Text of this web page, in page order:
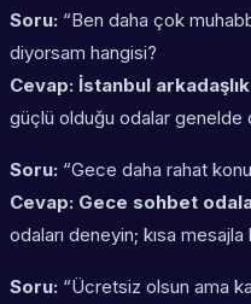
Soru: “Ben daha çok
diyorsam hangisi?
Cevap: İstanbul
güçlü olduğu odalar genelde
Soru: “Gece daha rahat
Cevap: Gece sohbet
odaları deneyin; kısa mesajla
Soru: “Ücretsiz olsun ama